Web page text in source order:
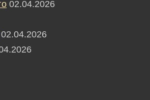
02.04.2026
02.04.2026